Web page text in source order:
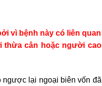
vì bệnh này có liên quan
thừa cân hoặc người cao
ngược lại ngoại biên vốn đã